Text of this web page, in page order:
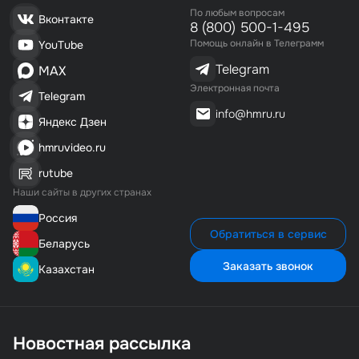
Датчик для экстренной остановки движения каретки
Цепной механизм вращения платформы и подъема
каретки
Наличие технических отверстий для транспортировки
паллета в цеху
Аварийный выключатель для моментальной остановки
оборудования
Временная регулировка работы фотодатчика вверху
паллета)
Качество и безопасность
Качество и безопасность паллетоупаковщика
соответствуют всем отечественным и европейским
требованиям.
Дополнительные опции
Вконтакте
YouTube
MAX
Telegram
Яндекс Дзен
hmruvideo.ru
rutube
Наши сайты в других странах
Россия
Беларусь
Казахстан
По любым вопросам
8 (800) 500-1-495
Помощь онлайн в Телеграмм
Telegram
Электронная почта
info@hmru.ru
Обратиться в сервис
Заказать звонок
Новостная рассылка